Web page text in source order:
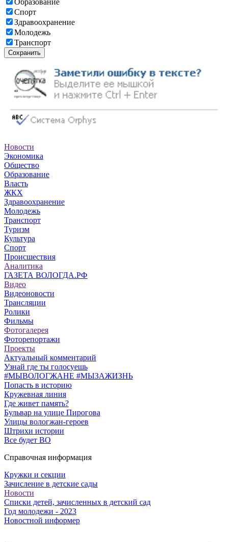
Образование
Спорт
Здравоохранение
Молодежь
Транспорт
Сохранить
Новости
Экономика
Общество
Образование
Власть
ЖКХ
Здравоохранение
Молодежь
Транспорт
Туризм
Культура
Спорт
Происшествия
Аналитика
ГАЗЕТА ВОЛОГДА.РФ
Видео
Видеоновости
Трансляции
Ролики
Фильмы
Фотогалерея
Фоторепортажи
Проекты
Актуальный комментарий
Узнай где ты голосуешь
#МЫВОЛОГЖАНЕ #МЫЗАЖИЗНЬ
Попасть в историю
Кружевная линия
Где живет память?
Бульвар на улице Пирогова
Улицы вологжан-героев
Штрихи истории
Все будет ВО
Справочная информация
Кружки и секции
Зачисление в детские сады
Новости
Списки детей, зачисленных в детский сад
Год молодежи - 2023
Новостной информер